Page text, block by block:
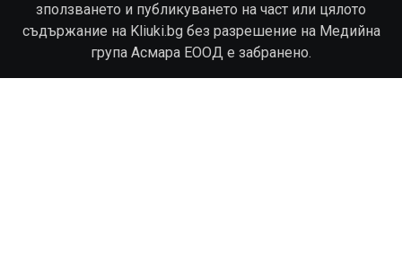
зползването и публикуването на част или цялото
съдържание на Kliuki.bg без разрешение на Медийна
група Асмара ЕООД е забранено.